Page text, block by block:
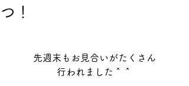
つ！
先週末もお見合いがたくさん
行われました＾＾